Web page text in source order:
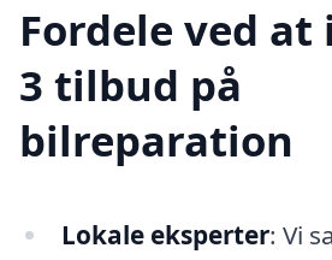
Fordele ved
3 tilbud på
bilreparation
Lokale eksperter: Vi